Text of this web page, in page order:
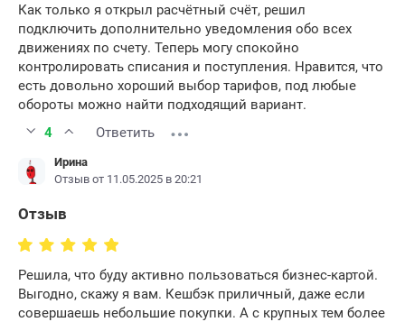
Как только я открыл расчётный счёт, решил
подключить дополнительно уведомления обо всех
движениях по счету. Теперь могу спокойно
контролировать списания и поступления. Нравится, что
есть довольно хороший выбор тарифов, под любые
обороты можно найти подходящий вариант.
4
Ответить
Ирина
Отзыв от 11.05.2025 в 20:21
Отзыв
Решила, что буду активно пользоваться бизнес-картой.
Выгодно, скажу я вам. Кешбэк приличный, даже если
совершаешь небольшие покупки. А с крупных тем более